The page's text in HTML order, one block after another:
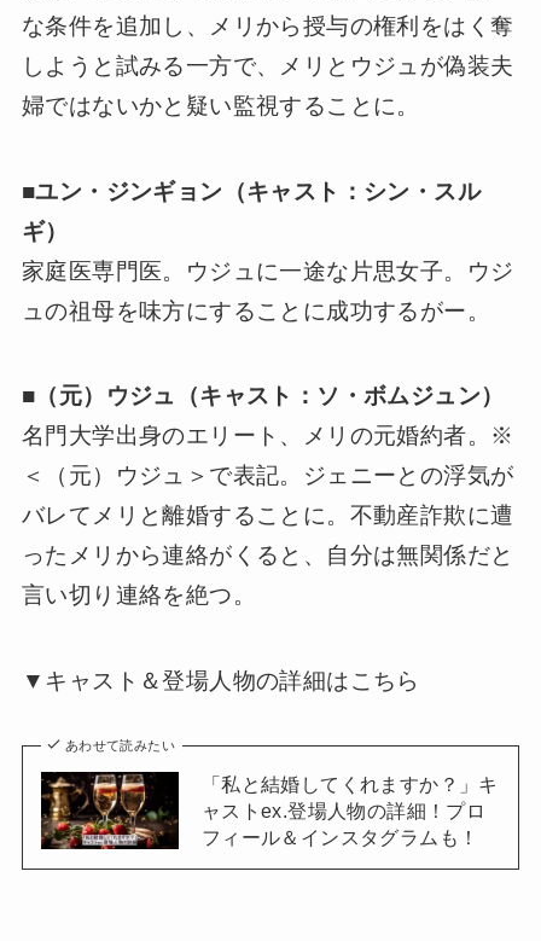
な条件を追加し、メリから授与の権利をはく奪
しようと試みる一方で、メリとウジュが偽装夫
婦ではないかと疑い監視することに。
■ユン・ジンギョン（キャスト：シン・スル
ギ）
家庭医専門医。ウジュに一途な片思女子。ウジ
ュの祖母を味方にすることに成功するがー。
■ （元）ウジュ（キャスト：ソ・ボムジュン）
名門大学出身のエリート、メリの元婚約者。※
＜（元）ウジュ＞で表記。ジェニーとの浮気が
バレてメリと離婚することに。不動産詐欺に遭
ったメリから連絡がくると、自分は無関係だと
言い切り連絡を絶つ。
▼キャスト＆登場人物の詳細はこちら
あわせて読みたい
「私と結婚してくれますか？」キ
ャストex.登場人物の詳細！プロ
フィール＆インスタグラムも！